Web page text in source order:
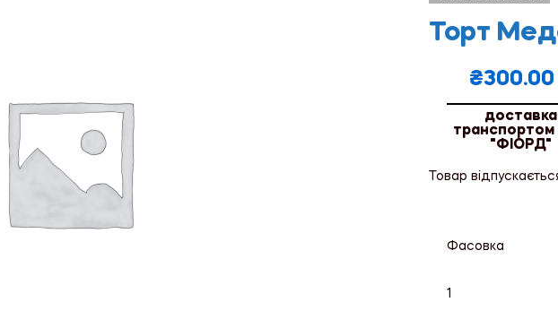
Торт
₴300.00
доставка
"ФІОРД"
Товар
Фасовка
1